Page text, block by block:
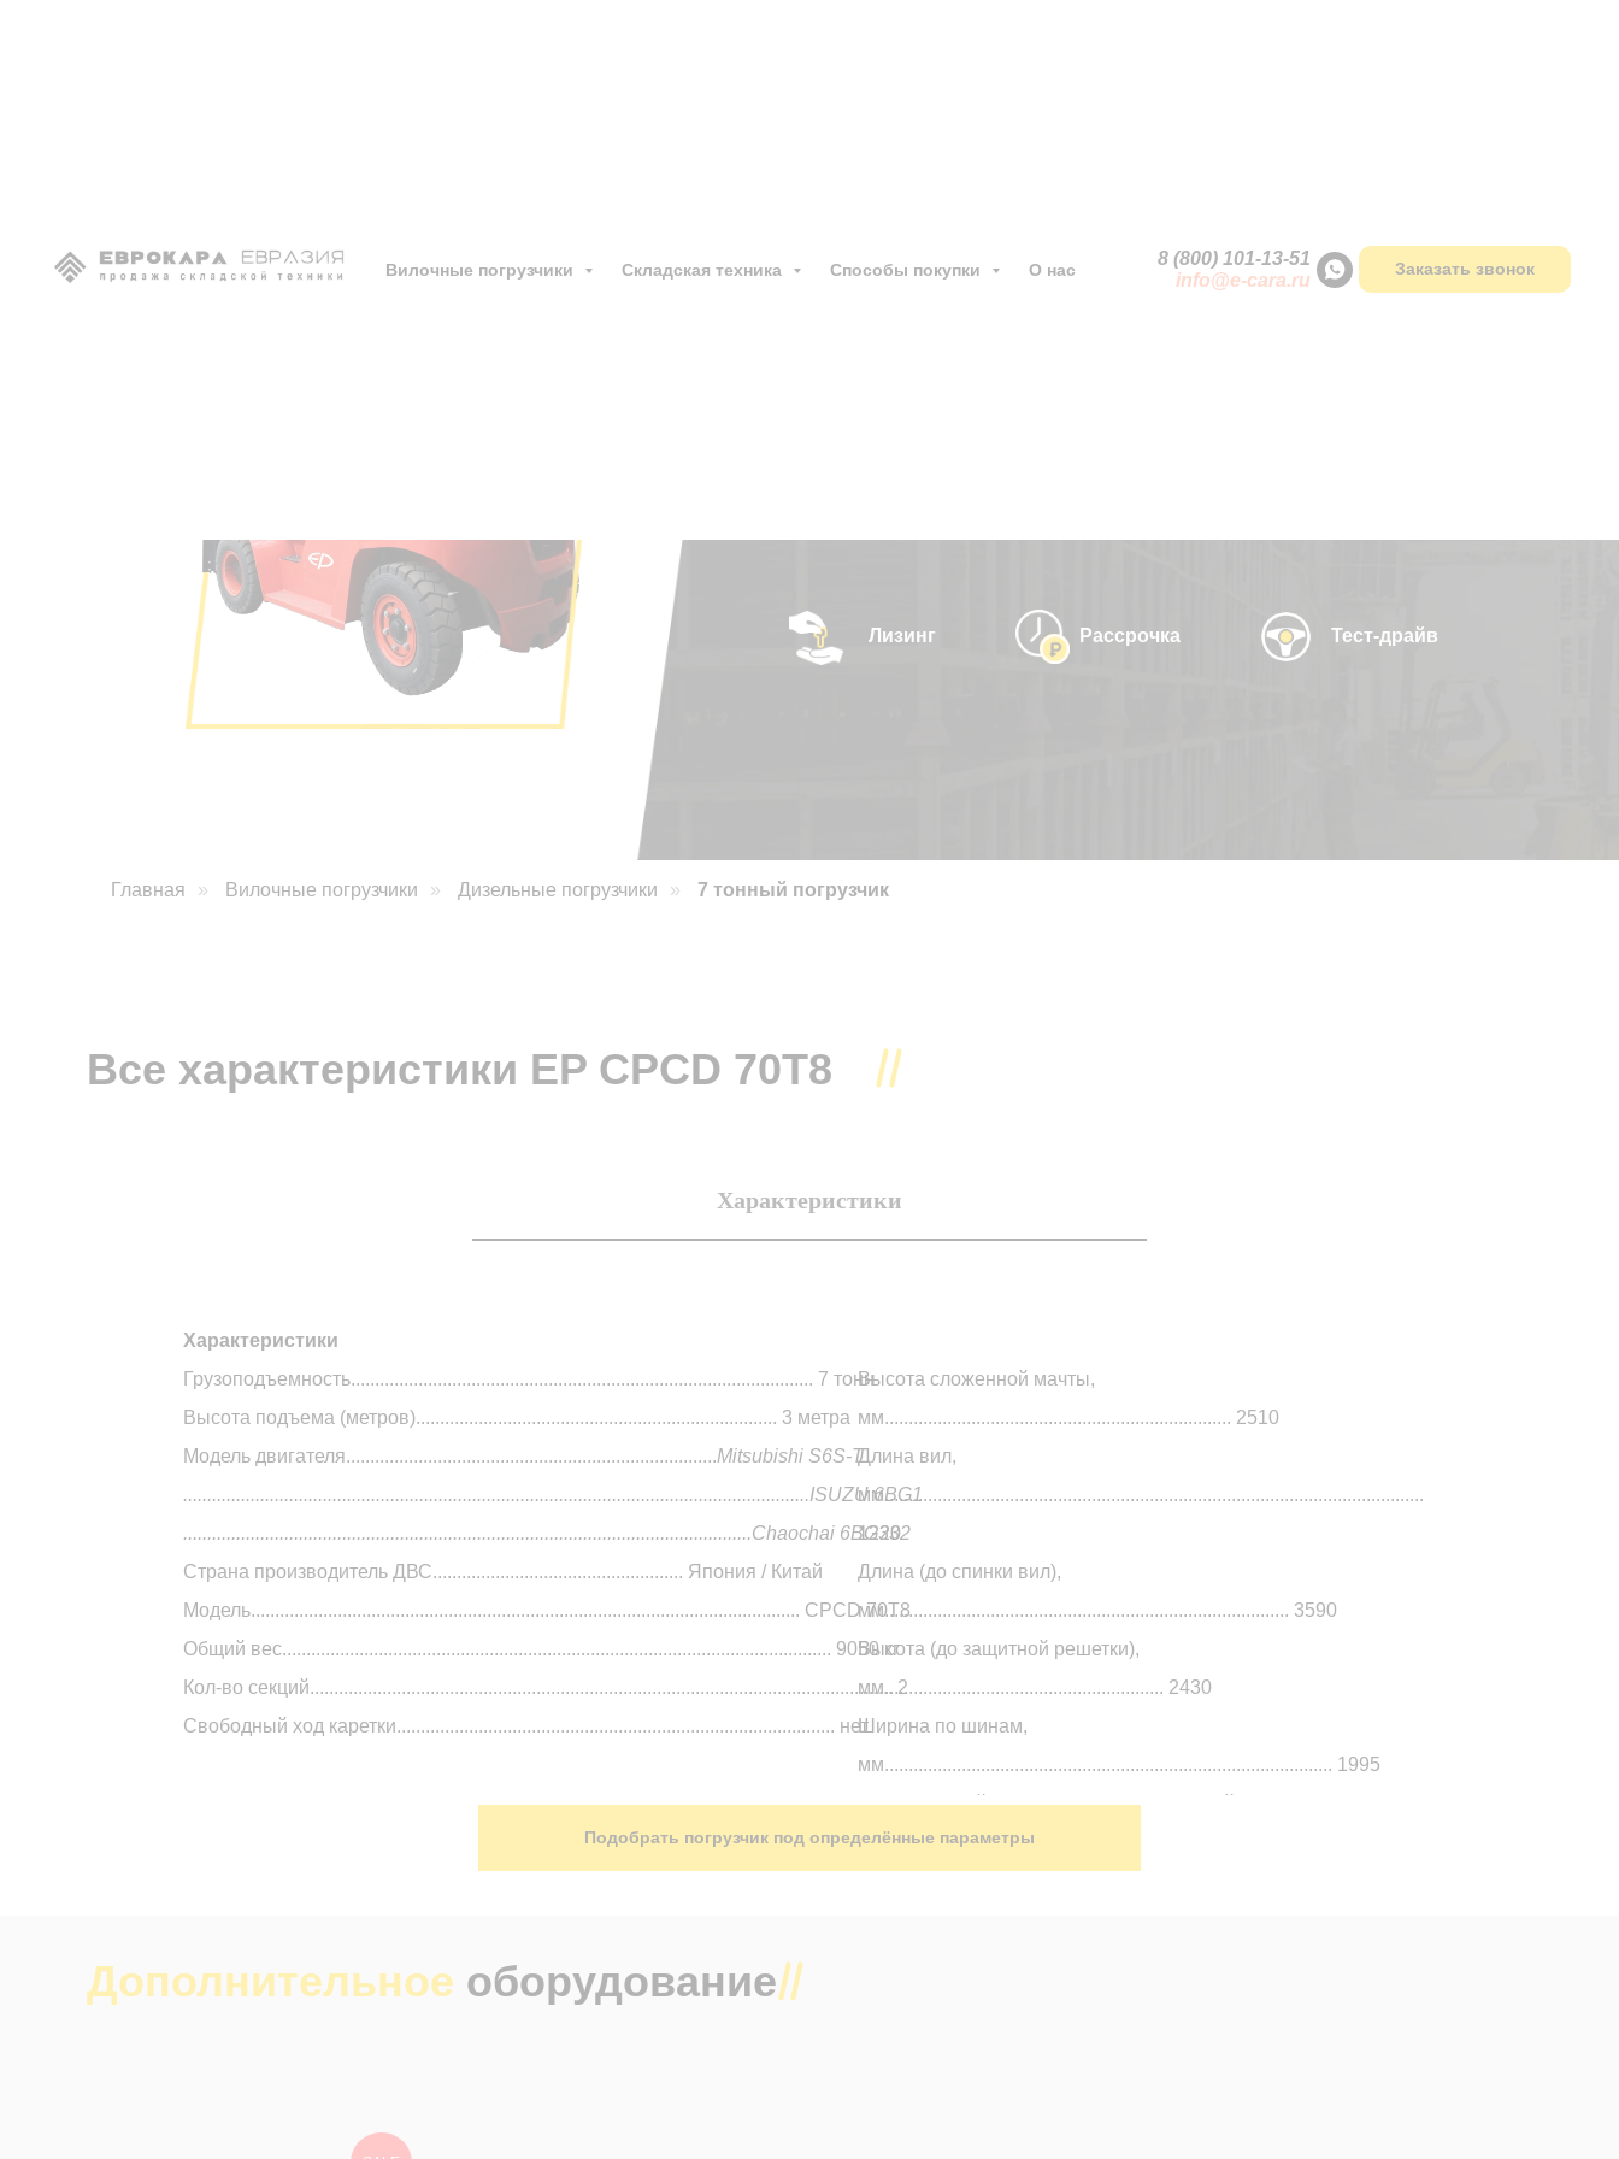
Вилочные погрузчики Складская техника Способы покупки О нас
8 (800) 101-13-51
info@e-cara.ru
Заказать звонок
Лизинг Рассрочка Тест-драйв
ISUZU C240
Главная » Вилочные погрузчики » Дизельные погрузчики » 7 тонный погрузчик
Все характеристики EP CPCD 70Т8
Все характеристики CPCD 10
Характеристики
Характеристики
Грузоподъемность................................................................................................ 7 тонн
Высота подъема (метров)........................................................................... 3 метра
Модель двигателя.............................................................................Mitsubishi S6S-Т
..................................................................................................................................ISUZU 6BG1
......................................................................................................................Chaochai 6BG332
Страна производитель ДВС.................................................... Япония / Китай
Модель.................................................................................................................. CPCD 70Т8
Общий вес.................................................................................................................. 9050 кг
Кол-во секций......................................................................................................................... 2
Свободный ход каретки........................................................................................... нет
Высота сложенной мачты,
мм........................................................................ 2510
Длина вил,
мм................................................................................................................
1220
Длина (до спинки вил),
мм.................................................................................... 3590
Высота (до защитной решетки),
мм.......................................................... 2430
Ширина по шинам,
мм............................................................................................. 1995
Минимальный радиус поворота (внешний),
мм................................... 3480
Подобрать погрузчик под определённые параметры
Дополнительное оборудование